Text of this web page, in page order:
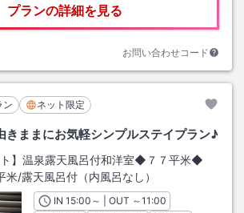
プランの詳細を見る
お問い合わせコード
ン ネット限定
きままにお気軽シンプルステイプラン♪
ト】温泉露天風呂付和洋室◆７７平米◆
米/露天風呂付（内風呂なし）
INチェックイン
15:00 ～ | OUT チェックアウト
～11:00